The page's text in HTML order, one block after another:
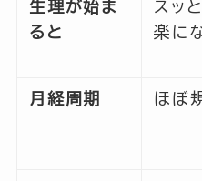
生理が始ま
ると
スッ
楽に
月経周期 ほぼ